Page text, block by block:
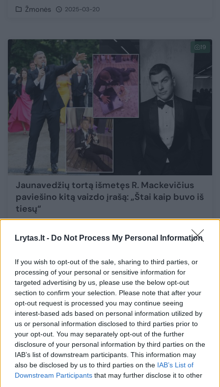
Lrytas.lt - Do Not Process My Personal Information
If you wish to opt-out of the sale, sharing to third parties, or
processing of your personal or sensitive information for
targeted advertising by us, please use the below opt-out
section to confirm your selection. Please note that after your
opt-out request is processed you may continue seeing
interest-based ads based on personal information utilized by
us or personal information disclosed to third parties prior to
your opt-out. You may separately opt-out of the further
disclosure of your personal information by third parties on the
IAB’s list of downstream participants. This information may
also be disclosed by us to third parties on the IAB’s List of
Downstream Participants that may further disclose it to other
Žmonės 2025-03-20
19
Jaunavedžių tortą išmetęs R. Mackevičius
paviešino kitą vaizdo įrašą: „Štai kaip buvo iš
tiesų“